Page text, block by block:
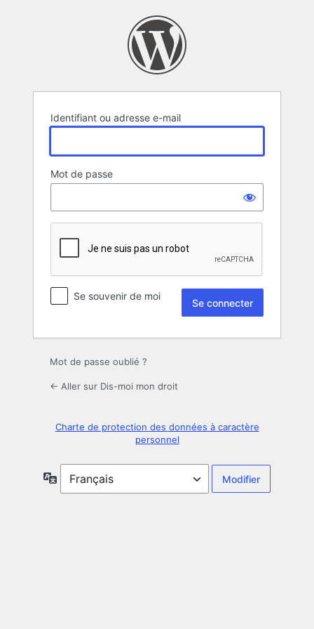
Identifiant ou adresse e-mail
Mot de passe
Se souvenir de moi
Mot de passe oublié ?
← Aller sur Dis-moi mon droit
Charte de protection des données à caractère
personnel
Langue